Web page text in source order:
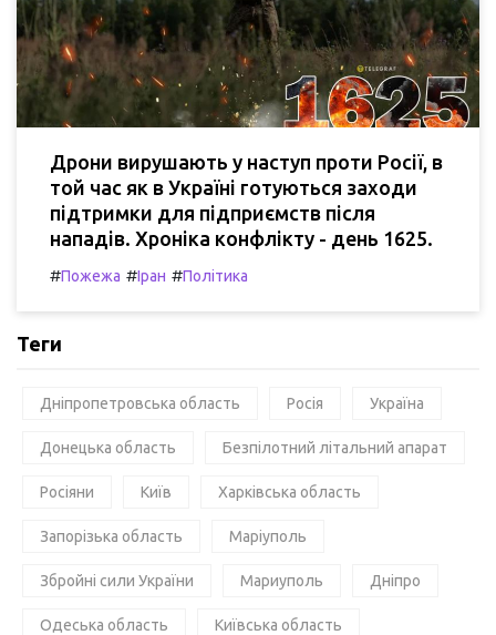
Дрони вирушають у наступ проти Росії, в
той час як в Україні готуються заходи
підтримки для підприємств після
нападів. Хроніка конфлікту - день 1625.
#Пожежа #Іран #Політика
Теги
Дніпропетровська область Росія Україна
Донецька область Безпілотний літальний апарат
Росіяни Київ Харківська область
Запорізька область Маріуполь
Збройні сили України Мариуполь Дніпро
Одеська область Київська область